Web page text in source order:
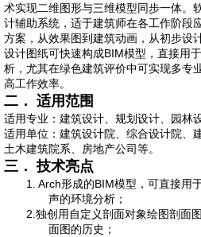
术实现二维图形与三维模型同步一体。
计辅助系统，适于建筑师在各工作阶段
方案，从效果图到建筑动画，从初步设
设计图纸可快速构成BIM模型，直接用
析，尤其在绿色建筑评价中可实现多专
高工作效率。
二． 适用范围
适用专业：建筑设计、规划设计、园林
适用单位：建筑设计院、综合设计院、
土木建筑院系、房地产公司等。
三． 技术亮点
1. Arch形成的BIM模型，可直接用
声的环境分析；
2.独创用自定义剖面对象绘图剖面
面图的历史；